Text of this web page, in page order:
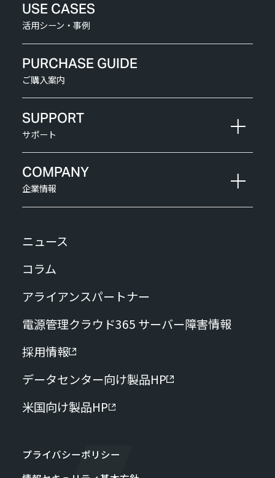
USE CASES
活用シーン・事例
PURCHASE GUIDE
ご購入案内
SUPPORT
サポート
COMPANY
企業情報
ニュース
コラム
アライアンスパートナー
電源管理クラウド365 サーバー障害情報
採用情報
データセンター向け製品HP
米国向け製品HP
プライバシーポリシー